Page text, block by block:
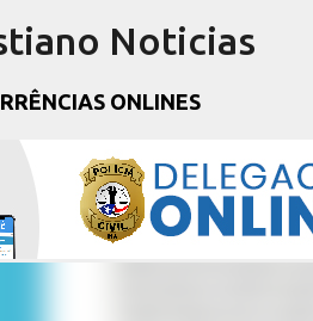
Noticias
ONLINES